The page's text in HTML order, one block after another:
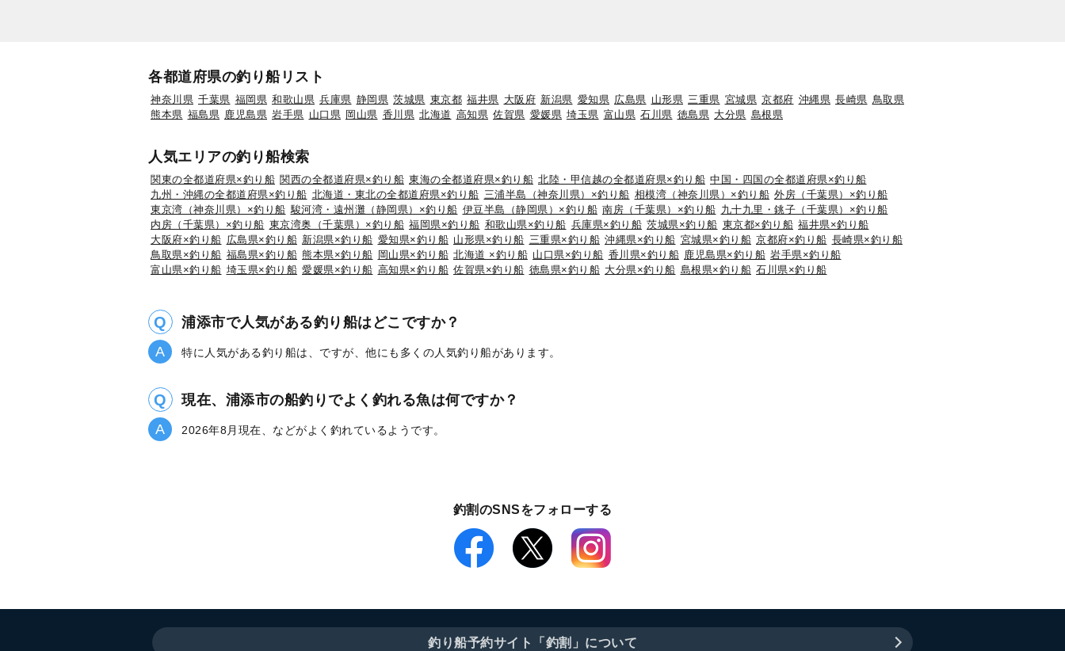
各都道府県の釣り船リスト
神奈川県 千葉県 福岡県 和歌山県 兵庫県 静岡県 茨城県 東京都 福井県 大阪府 新潟県 愛知県 広島県 山形県 三重県 宮城県 京都府 沖縄県 長崎県 鳥取県
熊本県 福島県 鹿児島県 岩手県 山口県 岡山県 香川県 北海道 高知県 佐賀県 愛媛県 埼玉県 富山県 石川県 徳島県 大分県 島根県
人気エリアの釣り船検索
関東の全都道府県×釣り船 関西の全都道府県×釣り船 東海の全都道府県×釣り船 北陸・甲信越の全都道府県×釣り船 中国・四国の全都道府県×釣り船
九州・沖縄の全都道府県×釣り船 北海道・東北の全都道府県×釣り船 三浦半島（神奈川県）×釣り船 相模湾（神奈川県）×釣り船 外房（千葉県）×釣り船
東京湾（神奈川県）×釣り船 駿河湾・遠州灘（静岡県）×釣り船 伊豆半島（静岡県）×釣り船 南房（千葉県）×釣り船 九十九里・銚子（千葉県）×釣り船
内房（千葉県）×釣り船 東京湾奥（千葉県）×釣り船 福岡県×釣り船 和歌山県×釣り船 兵庫県×釣り船 茨城県×釣り船 東京都×釣り船 福井県×釣り船
大阪府×釣り船 広島県×釣り船 新潟県×釣り船 愛知県×釣り船 山形県×釣り船 三重県×釣り船 沖縄県×釣り船 宮城県×釣り船 京都府×釣り船 長崎県×釣り船
鳥取県×釣り船 福島県×釣り船 熊本県×釣り船 岡山県×釣り船 北海道 ×釣り船 山口県×釣り船 香川県×釣り船 鹿児島県×釣り船 岩手県×釣り船
富山県×釣り船 埼玉県×釣り船 愛媛県×釣り船 高知県×釣り船 佐賀県×釣り船 徳島県×釣り船 大分県×釣り船 島根県×釣り船 石川県×釣り船
浦添市で人気がある釣り船はどこですか？
特に人気がある釣り船は、ですが、他にも多くの人気釣り船があります。
現在、浦添市の船釣りでよく釣れる魚は何ですか？
2026年8月現在、などがよく釣れているようです。
釣割のSNSをフォローする
釣り船予約サイト「釣割」について